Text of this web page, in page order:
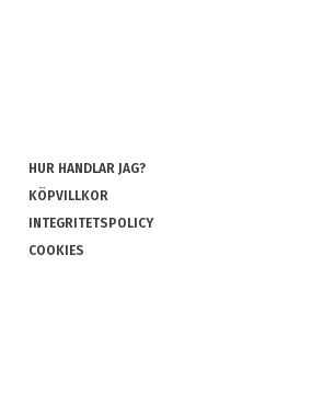
HUR HANDLAR JAG?
KÖPVILLKOR
INTEGRITETSPOLICY
COOKIES